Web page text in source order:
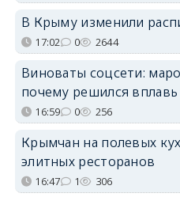
В Крыму изменили
17:02 0 2644
Виноваты соцсети:
почему решился
16:59 0 256
Крымчан на полевых
элитных ресторанов
16:47 1 306